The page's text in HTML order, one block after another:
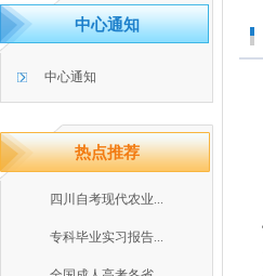
中心通知
中心通知
热点推荐
四川自考现代农业...
专科毕业实习报告...